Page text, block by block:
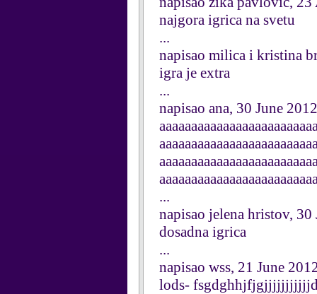
najgora igrica na svetu
...
napisao milica i kristina
igra je extra
...
napisao ana, 30 June 2012
...
napisao jelena hristov, 30
dosadna igrica
...
napisao wss, 21 June
lods-